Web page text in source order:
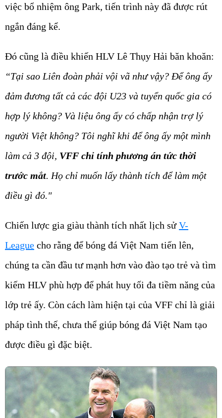
việc bổ nhiệm ông Park, tiến trình này đã được rút
ngắn đáng kể.
Đó cũng là điều khiến HLV Lê Thụy Hải băn khoăn:
“Tại sao Liên đoàn phải vội vã như vậy? Để ông ấy
đảm đương tất cả các đội U23 và tuyển quốc gia có
hợp lý không? Và liệu ông ấy có chấp nhận trợ lý
người Việt không? Tôi nghĩ khi để ông ấy một mình
làm cả 3 đội, VFF chỉ tính phương án tức thời
trước mắt. Họ chỉ muốn lấy thành tích để làm một
điều gì đó."
Chiến lược gia giàu thành tích nhất lịch sửV-
League cho rằng để bóng đá Việt Nam tiến lên,
chúng ta cần đầu tư mạnh hơn vào đào tạo trẻ và tìm
kiếm HLV phù hợp để phát huy tối đa tiềm năng của
lớp trẻ ấy. Còn cách làm hiện tại của VFF chỉ là giải
pháp tình thế, chưa thể giúp bóng đá Việt Nam tạo
được điều gì đặc biệt.